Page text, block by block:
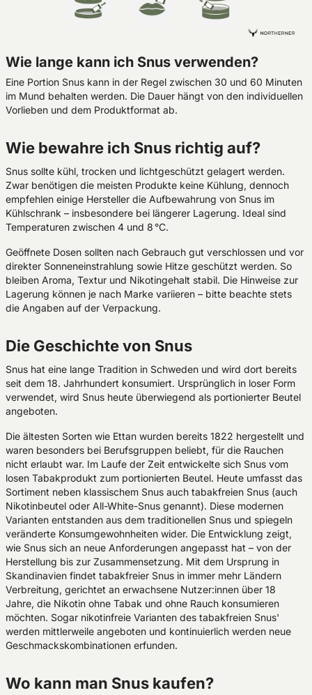
Wie lange kann ich Snus verwenden?
Eine Portion Snus kann in der Regel zwischen 30 und 60 Minuten
im Mund behalten werden. Die Dauer hängt von den individuellen
Vorlieben und dem Produktformat ab.
Wie bewahre ich Snus richtig auf?
Snus sollte kühl, trocken und lichtgeschützt gelagert werden.
Zwar benötigen die meisten Produkte keine Kühlung, dennoch
empfehlen einige Hersteller die Aufbewahrung von Snus im
Kühlschrank – insbesondere bei längerer Lagerung. Ideal sind
Temperaturen zwischen 4 und 8 °C.
Geöffnete Dosen sollten nach Gebrauch gut verschlossen und vor
direkter Sonneneinstrahlung sowie Hitze geschützt werden. So
bleiben Aroma, Textur und Nikotingehalt stabil. Die Hinweise zur
Lagerung können je nach Marke variieren – bitte beachte stets
die Angaben auf der Verpackung.
Die Geschichte von Snus
Snus hat eine lange Tradition in Schweden und wird dort bereits
seit dem 18. Jahrhundert konsumiert. Ursprünglich in loser Form
verwendet, wird Snus heute überwiegend als portionierter Beutel
angeboten.
Die ältesten Sorten wie Ettan wurden bereits 1822 hergestellt und
waren besonders bei Berufsgruppen beliebt, für die Rauchen
nicht erlaubt war. Im Laufe der Zeit entwickelte sich Snus vom
losen Tabakprodukt zum portionierten Beutel. Heute umfasst das
Sortiment neben klassischem Snus auch tabakfreien Snus (auch
Nikotinbeutel oder All-White-Snus genannt). Diese modernen
Varianten entstanden aus dem traditionellen Snus und spiegeln
veränderte Konsumgewohnheiten wider. Die Entwicklung zeigt,
wie Snus sich an neue Anforderungen angepasst hat – von der
Herstellung bis zur Zusammensetzung. Mit dem Ursprung in
Skandinavien findet tabakfreier Snus in immer mehr Ländern
Verbreitung, gerichtet an erwachsene Nutzer:innen über 18
Jahre, die Nikotin ohne Tabak und ohne Rauch konsumieren
möchten. Sogar nikotinfreie Varianten des tabakfreien Snus'
werden mittlerweile angeboten und kontinuierlich werden neue
Geschmackskombinationen erfunden.
Wo kann man Snus kaufen?